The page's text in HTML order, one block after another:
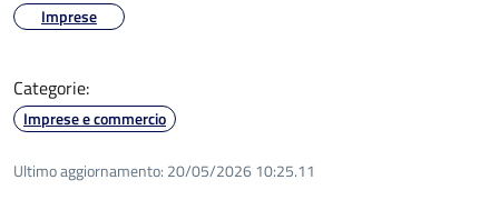
Imprese
Categorie:
Imprese e commercio
Ultimo aggiornamento: 20/05/2026 10:25.11